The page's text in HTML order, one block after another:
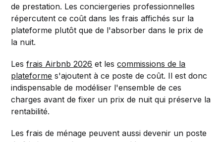
de prestation. Les conciergeries professionnelles
répercutent ce coût dans les frais affichés sur la
plateforme plutôt que de l'absorber dans le prix de
la nuit.
Lesfrais Airbnb 2026 et lescommissions de la
plateforme s'ajoutent à ce poste de coût. Il est donc
indispensable de modéliser l'ensemble de ces
charges avant de fixer un prix de nuit qui préserve la
rentabilité.
Les frais de ménage peuvent aussi devenir un poste